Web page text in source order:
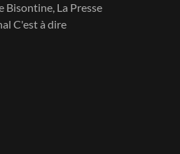
Bisontine, La Presse
C'est à dire